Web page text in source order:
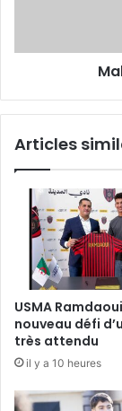
Articles
USMA
nouveau défi
très attendu
il y a 10 heures